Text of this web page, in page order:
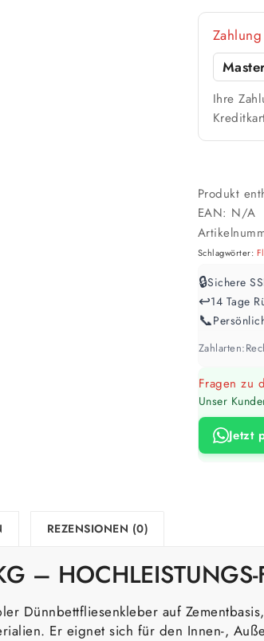
🎨
Werte sind
Ihre
Produkt
EAN: N/A
Schlagwörter:
🔒Sichere
↩️14 Tage
📞
Zahlarten:
Fragen zu
Unser
Jetzt
REZENSIONEN (0)
– HOCHLEISTUNGS-
Dünnbettfliesenkleber auf
Er eignet sich für den Innen-,